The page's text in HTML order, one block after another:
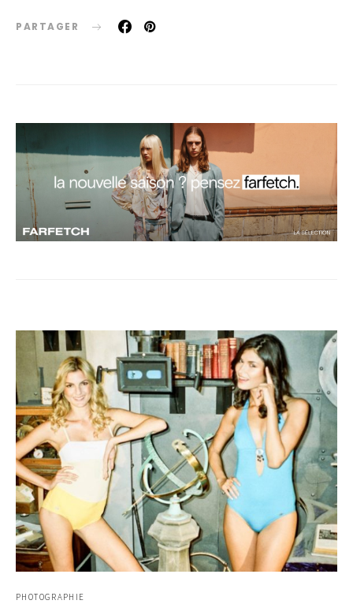
PARTAGER
PHOTOGRAPHIE